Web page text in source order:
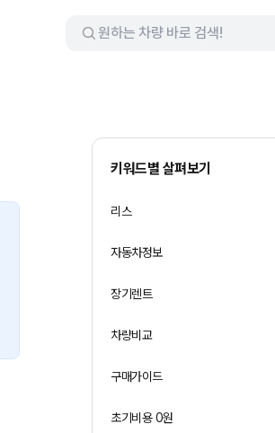
키워드별 살펴보기
리스
자동차정보
장기렌트
차량비교
구매가이드
초기비용 0원